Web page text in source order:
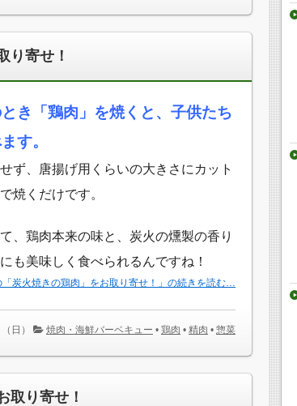
り寄せ！
き「鶏肉」を焼くと、子供たち
す。
ず、唐揚げ用くらいの大きさにカット
焼くだけです。
、鶏肉本来の味と、炭火の燻製の香り
も美味しく食べられるんですね！
「炭火焼きの鶏肉」をお取り寄せ！」の続きを読む…
日） 焼肉・海鮮バーベキュー • 鶏肉 • 精肉 • 惣菜
取り寄せ！